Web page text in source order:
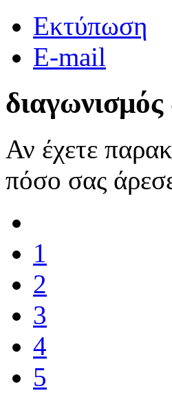
Εκτύπωση
E-mail
Αν έχετε
πόσο σας
1
2
3
4
5